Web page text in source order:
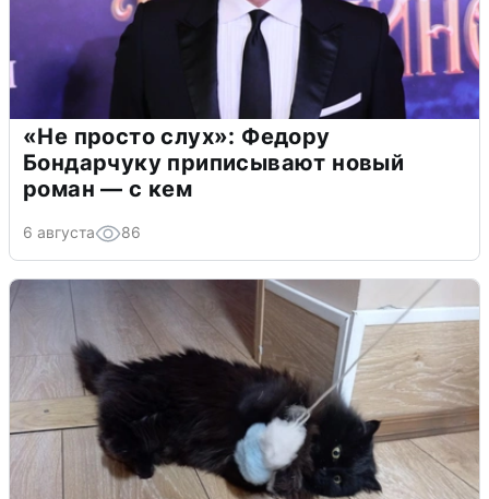
«Не просто слух»: Федору
Бондарчуку приписывают новый
роман — с кем
6 августа 86